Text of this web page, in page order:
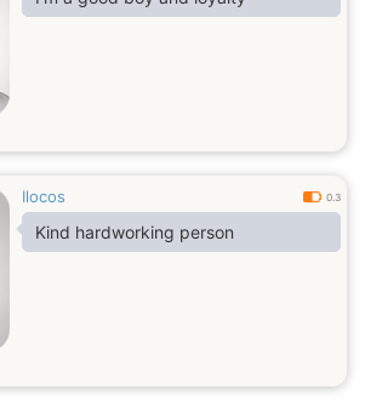
Ilocos 0.3
Kind hardworking person